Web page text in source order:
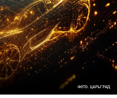
ФОТО: ЦАРЬГРАД